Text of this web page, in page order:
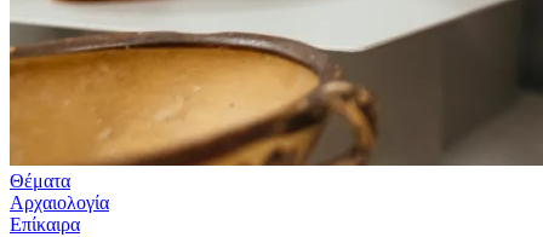
Θέματα
Αρχαιολογία
Επίκαιρα